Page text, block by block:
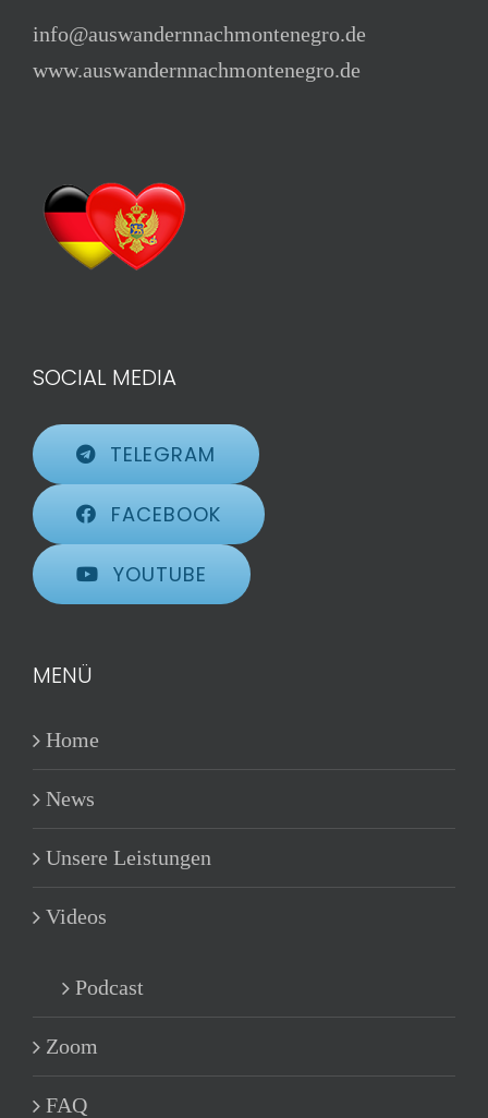
info@auswandernnachmontenegro.de
www.auswandernnachmontenegro.de
SOCIAL MEDIA
TELEGRAM
FACEBOOK
YOUTUBE
MENÜ
Home
News
Unsere Leistungen
Videos
Podcast
Zoom
FAQ